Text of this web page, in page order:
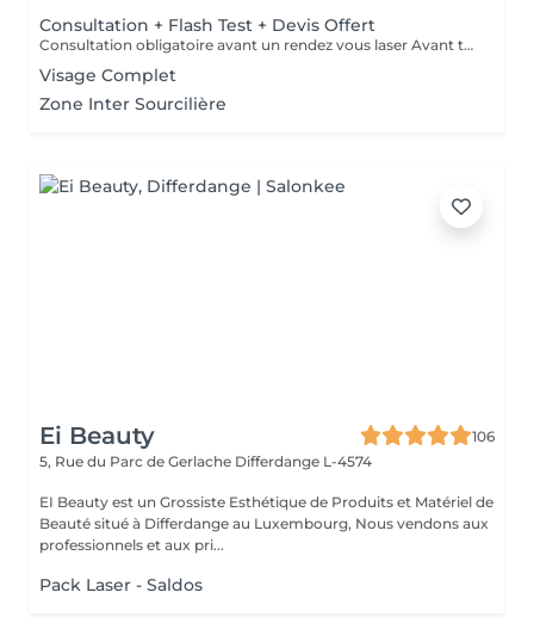
Consultation + Flash Test + Devis Offert
Consultation obligatoire avant un rendez vous laser Avant tout traitement, nous vous proposons gratuitement un rendez-vous d'information afin de vous apporter toutes les explications utiles et évaluer vos besoins spécifiques. Un flash test est effectué et un devis personnalisé vous est proposé.
Visage Complet
Zone Inter Sourcilière
Ei Beauty
106
5, Rue du Parc de Gerlache Differdange L-4574
EI Beauty est un Grossiste Esthétique de Produits et Matériel de
Beauté situé à Differdange au Luxembourg, Nous vendons aux
professionnels et aux pri...
Pack Laser - Saldos